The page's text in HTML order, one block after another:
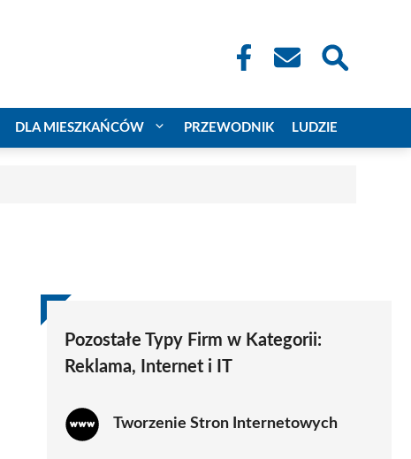
DLA MIESZKAŃCÓW PRZEWODNIK LUDZIE
Pozostałe Typy Firm w Kategorii:
Reklama, Internet i IT
Tworzenie Stron Internetowych